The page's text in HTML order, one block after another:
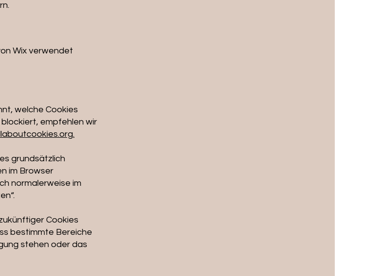
Wix verwendet
welche Cookies
empfehlen wir
grundsätzlich
im Browser
normalerweise im
Cookies
bestimmte Bereiche
stehen oder das